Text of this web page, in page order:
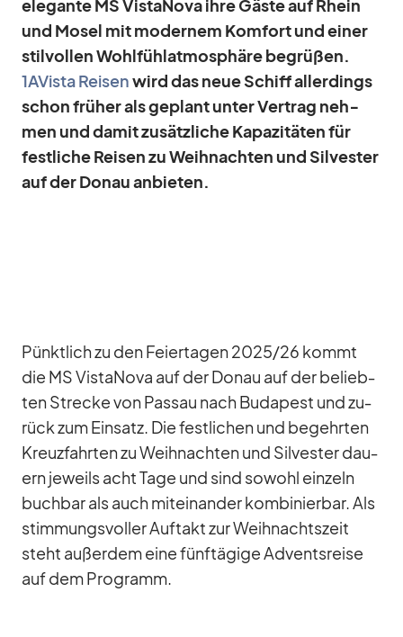
ele­gante MS Vist­a­Nova ihre Gäste auf Rhein
und Mo­sel mit mo­der­nem Kom­fort und ei­ner
stil­vol­len Wohl­fühl­at­mo­sphäre be­grü­ßen.
1AVista Rei­senwird das neue Schiff al­ler­dings
schon frü­her als ge­plant un­ter Ver­trag neh­
men und da­mit zu­sätz­li­che Ka­pa­zi­tä­ten für
fest­li­che Rei­sen zu Weih­nach­ten und Sil­ves­ter
auf der Do­nau an­bie­ten.
Pünkt­lich zu den Fei­er­ta­gen 2025/​26 kommt
die MS Vist­a­Nova auf der Do­nau auf der be­lieb­
ten Stre­cke von Pas­sau nach Bu­da­pest und zu­
rück zum Ein­satz. Die fest­li­chen und be­gehr­ten
Kreuz­fahr­ten zu Weih­nach­ten und Sil­ves­ter dau­
ern je­weils acht Tage und sind so­wohl ein­zeln
buch­bar als auch mit­ein­an­der kom­bi­nier­bar. Als
stim­mungs­vol­ler Auf­takt zur Weih­nachts­zeit
steht au­ßer­dem eine fünf­tä­gige Ad­vents­reise
auf dem Pro­gramm.